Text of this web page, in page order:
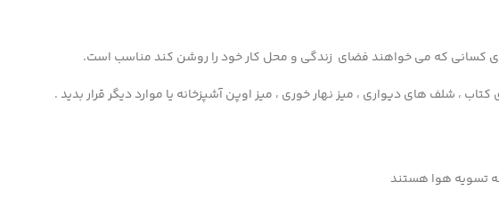
کسانی که می خواهند فضای زندگی و محل کار خود را روشن کند مناسب است.
، شلف های دیواری ، میز نهار خوری ، میز اوپن آشپزخانه یا موارد دیگر قرار بدید .
تسویه هوا هستند